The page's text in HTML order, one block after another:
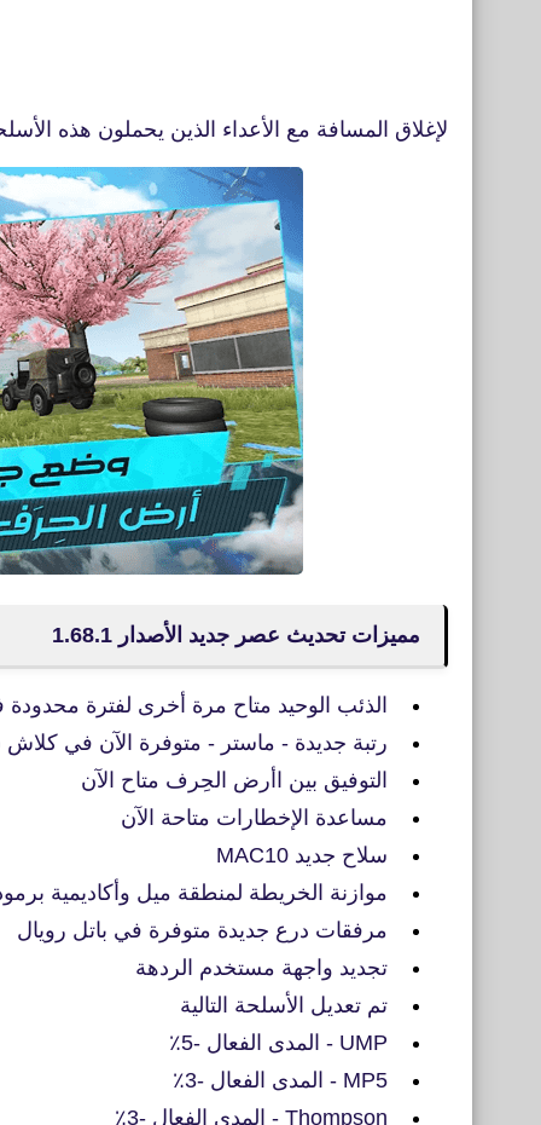
لإغلاق المسافة مع الأعداء الذين يحملون هذه
مميزات تحديث عصر جديد الأصدار 1.68.1
الذئب الوحيد متاح مرة أخرى لفترة
رتبة جديدة - ماستر - متوفرة الآن في كلاش
التوفيق بين اأرض الحِرف متاح الآن
مساعدة الإخطارات متاحة الآن
سلاح جديد MAC10
موازنة الخريطة لمنطقة ميل وأكاديمية
مرفقات درع جديدة متوفرة في باتل رويال
تجديد واجهة مستخدم الردهة
تم تعديل الأسلحة التالية
UMP - المدى الفعال -5٪
MP5 - المدى الفعال -3٪
Thompson - المدى الفعال -3٪